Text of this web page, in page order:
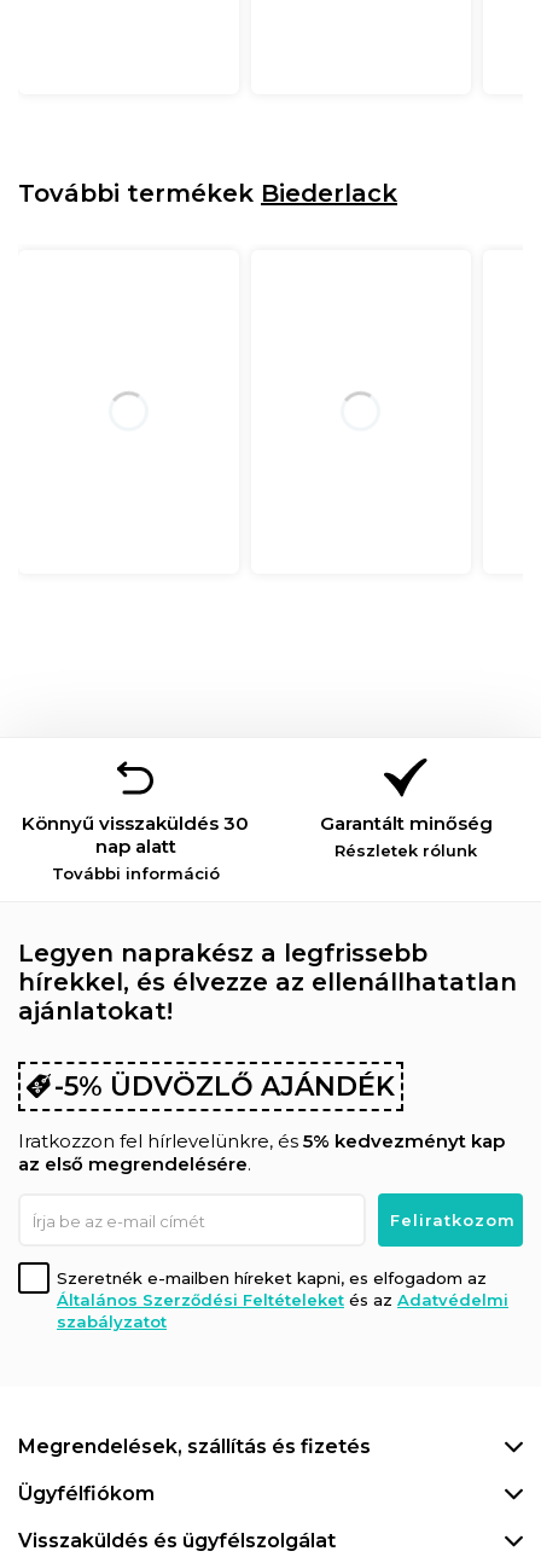
További termékek Biederlack
Könnyű visszaküldés 30
nap alatt
További információ
Garantált minőség
Részletek rólunk
Legyen naprakész a legfrissebb
hírekkel, és élvezze az ellenállhatatlan
ajánlatokat!
-5% ÜDVÖZLŐ AJÁNDÉK
Iratkozzon fel hírlevelünkre, és 5% kedvezményt kap
az első megrendelésére.
Szeretnék e-mailben híreket kapni, es elfogadom az
Általános Szerződési Feltételeket és az Adatvédelmi
szabályzatot
Megrendelések, szállítás és fizetés
Ügyfélfiókom
Visszaküldés és ügyfélszolgálat